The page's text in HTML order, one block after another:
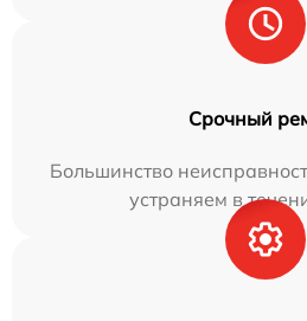
Срочный
Большинство
устраняем в